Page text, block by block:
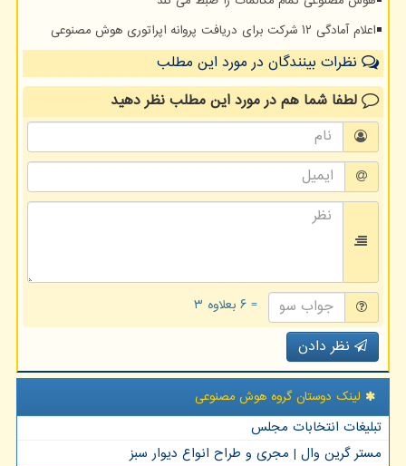
اعلام آمادگی ۱۲ شرکت برای دریافت پروانه اپراتوری هوش مصنوعی
نظرات بینندگان در مورد این مطلب
لطفا شما همدر مورد این مطلبنظر دهید
= ۶ بعلاوه ۳
نظر دادن
لینک دوستان گروه هوش مصنوعی
تبلیغات انتخابات مجلس
مستر گرین وال | مجری و طراح انواع دیوار سبز